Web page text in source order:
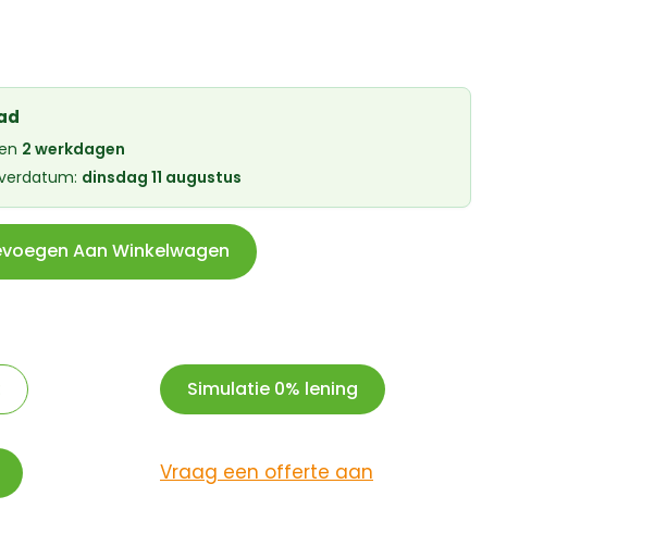
2 werkdagen
dinsdag 11 augustus
Aan Winkelwagen
Simulatie 0% lening
Vraag een offerte aan